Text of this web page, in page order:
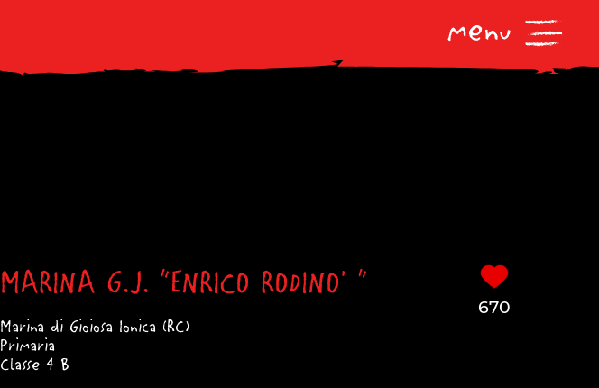
MARINA G.J. "ENRICO RODINO' "
Marina di Gioiosa Ionica (RC)
Primaria
Classe 4 B
670